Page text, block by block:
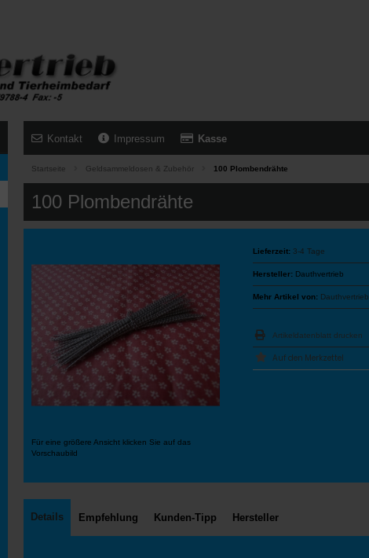
Kontakt Impressum Kasse
Startseite Geldsammeldosen & Zubehör 100 Plombendrähte
100 Plombendrähte
Für eine größere Ansicht klicken Sie auf das
Vorschaubild
Lieferzeit: 3-4 Tage
Hersteller: Dauthvertrieb
Mehr Artikel von: Dauthvertrieb
Artikeldatenblatt drucken
Details Empfehlung Kunden-Tipp Hersteller